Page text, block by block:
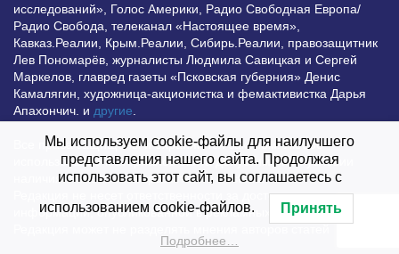
исследований», Голос Америки, Радио Свободная Европа/
Радио Свобода, телеканал «Настоящее время»,
Кавказ.Реалии, Крым.Реалии, Сибирь.Реалии, правозащитник
Лев Пономарёв, журналисты Людмила Савицкая и Сергей
Маркелов, главред газеты «Псковская губерния» Денис
Камалягин, художница-акционистка и фемактивистка Дарья
Апахончич. и другие
Все права защищены и охраняются законом. Любое
использование материалов сайта допустимо при условии
наличия активной гиперссылки на Vesti.UZ.
Редакция не несет ответственности за достоверность
информации, опубликованной в рекламных объявлениях.
Мы используем cookie-файлы для наилучшего
представления нашего сайта. Продолжая
использовать этот сайт, вы соглашаетесь с
использованием cookie-файлов. Принять
Подробнее…